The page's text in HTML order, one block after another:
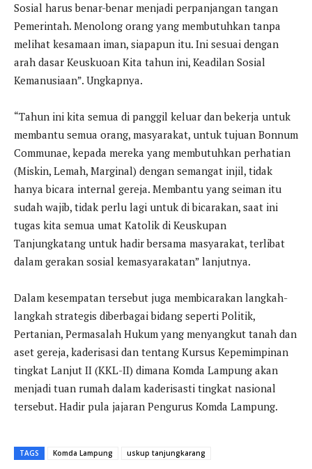
Sosial harus benar-benar menjadi perpanjangan tangan
Pemerintah. Menolong orang yang membutuhkan tanpa
melihat kesamaan iman, siapapun itu. Ini sesuai dengan
arah dasar Keuskuoan Kita tahun ini, Keadilan Sosial
Kemanusiaan”. Ungkapnya.
“Tahun ini kita semua di panggil keluar dan bekerja untuk
membantu semua orang, masyarakat, untuk tujuan Bonnum
Communae, kepada mereka yang membutuhkan perhatian
(Miskin, Lemah, Marginal) dengan semangat injil, tidak
hanya bicara internal gereja. Membantu yang seiman itu
sudah wajib, tidak perlu lagi untuk di bicarakan, saat ini
tugas kita semua umat Katolik di Keuskupan
Tanjungkatang untuk hadir bersama masyarakat, terlibat
dalam gerakan sosial kemasyarakatan” lanjutnya.
Dalam kesempatan tersebut juga membicarakan langkah-
langkah strategis diberbagai bidang seperti Politik,
Pertanian, Permasalah Hukum yang menyangkut tanah dan
aset gereja, kaderisasi dan tentang Kursus Kepemimpinan
tingkat Lanjut II (KKL-II) dimana Komda Lampung akan
menjadi tuan rumah dalam kaderisasti tingkat nasional
tersebut. Hadir pula jajaran Pengurus Komda Lampung.
TAGS Komda Lampung uskup tanjungkarang